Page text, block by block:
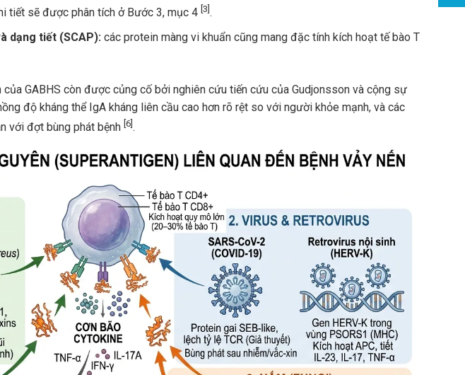
tiết sẽ được phân tích ở Bước 3, mục 4 [3] .
dạng tiết (SCAP): các protein màng vi khuẩn cũng mang đặc tính kích hoạt tế bào T
GABHS còn được củng cố bởi nghiên cứu tiến cứu của Gudjonsson và cộng sự
độ kháng thể IgA kháng liên cầu cao hơn rõ rệt so với người khỏe mạnh, và các
với đợt bùng phát bệnh[6] .